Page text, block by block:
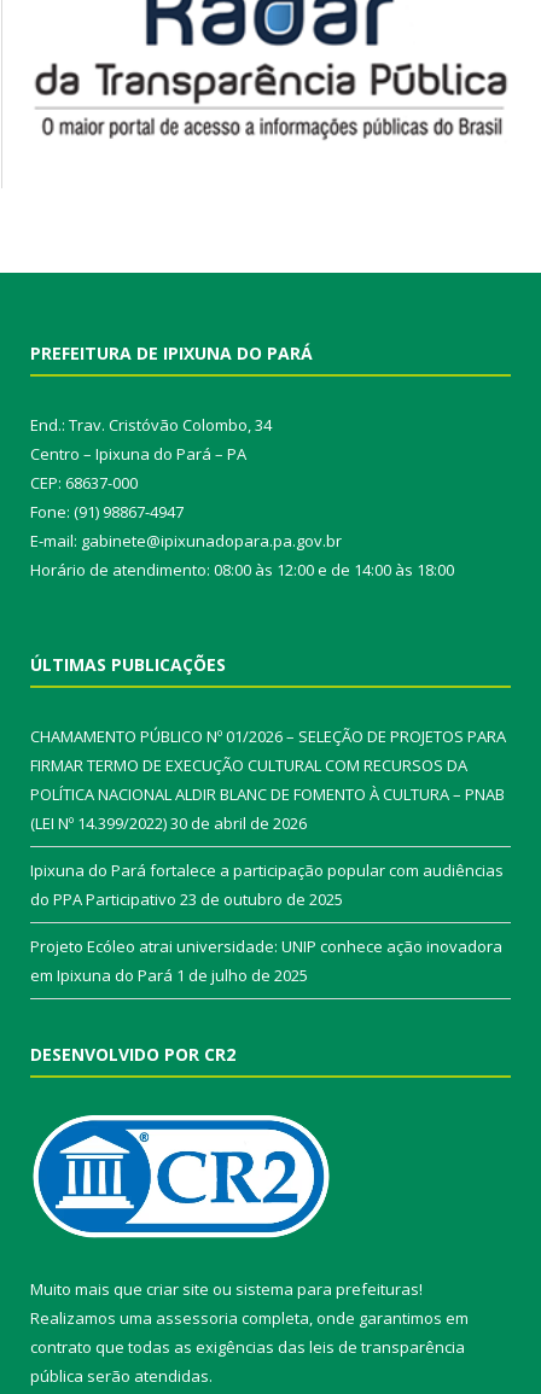
PREFEITURA DE IPIXUNA DO PARÁ
End.: Trav. Cristóvão Colombo, 34
Centro – Ipixuna do Pará – PA
CEP: 68637-000
Fone: (91) 98867-4947
E-mail: gabinete@ipixunadopara.pa.gov.br
Horário de atendimento: 08:00 às 12:00 e de 14:00 às 18:00
ÚLTIMAS PUBLICAÇÕES
CHAMAMENTO PÚBLICO Nº 01/2026 – SELEÇÃO DE PROJETOS PARA
FIRMAR TERMO DE EXECUÇÃO CULTURAL COM RECURSOS DA
POLÍTICA NACIONAL ALDIR BLANC DE FOMENTO À CULTURA – PNAB
(LEI Nº 14.399/2022)30 de abril de 2026
Ipixuna do Pará fortalece a participação popular com audiências
do PPA Participativo 23 de outubro de 2025
Projeto Ecóleo atrai universidade: UNIP conhece ação inovadora
em Ipixuna do Pará 1 de julho de 2025
DESENVOLVIDO POR CR2
Muito mais que criar site ou sistema para prefeituras!
Realizamos uma assessoria completa, onde garantimos em
contrato que todas as exigências das leis de transparência
pública serão atendidas.